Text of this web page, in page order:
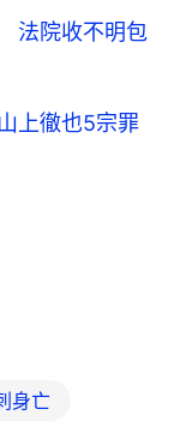
法院收不明包
上徹也5宗罪
身亡